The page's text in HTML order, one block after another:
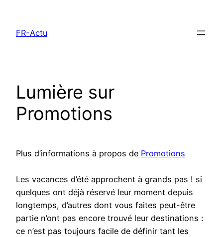
contenu
FR-Actu
Lumière sur
Promotions
Plus d’informations à propos de Promotions
Les vacances d’été approchent à grands pas ! si
quelques ont déjà réservé leur moment depuis
longtemps, d’autres dont vous faites peut-être
partie n’ont pas encore trouvé leur destinations :
ce n’est pas toujours facile de définir tant les